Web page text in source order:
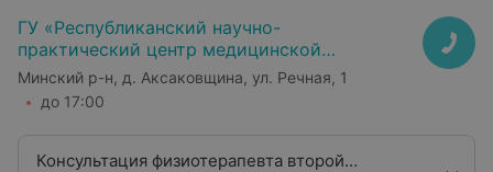
ГУ «Республиканский научно-
практический центр медицинской
экспертизы и реабилитаци»
Минский р-н, д. Аксаковщина, ул. Речная, 1
до 17:00
Консультация физиотерапевта второй